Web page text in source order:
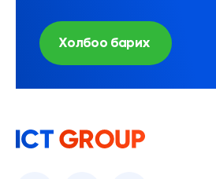
Холбоо барих